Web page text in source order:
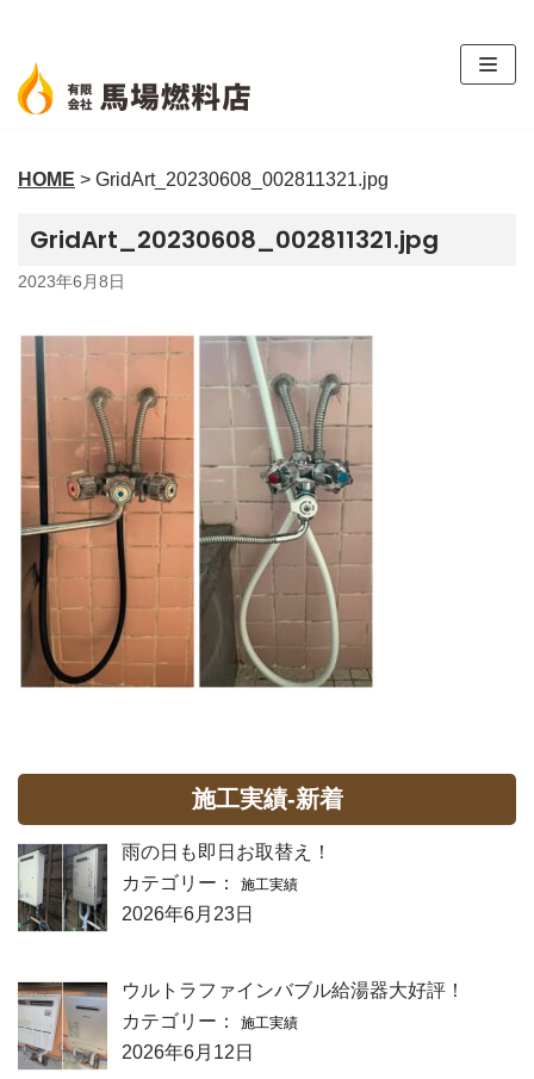
ン
テ
ン
へ
キ
ッ
HOME > GridArt_20230608_002811321.jpg
GridArt_20230608_002811321.jpg
2023年6月8日
施工実績-新着
雨の日も即日お取替え！
カテゴリー：
施工実績
2026年6月23日
ウルトラファインバブル給湯器大好評！
カテゴリー：
施工実績
2026年6月12日